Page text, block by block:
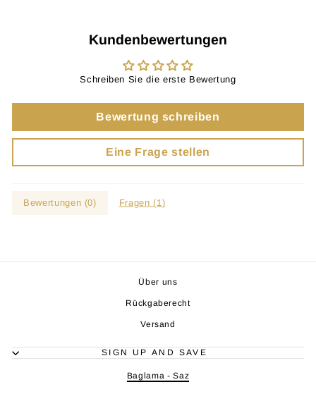
Kundenbewertungen
Schreiben Sie die erste Bewertung
Bewertung schreiben
Eine Frage stellen
Bewertungen (0) Fragen (1)
Über uns
Rückgaberecht
Versand
SIGN UP AND SAVE
Baglama - Saz